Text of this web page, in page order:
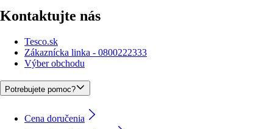
Kontaktujte nás
Tesco.sk
Zákaznícka linka - 0800222333
Výber obchodu
Potrebujete pomoc?
Cena doručenia